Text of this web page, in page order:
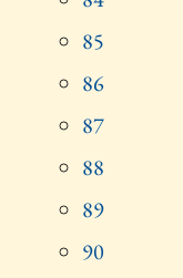
85
86
87
88
89
90